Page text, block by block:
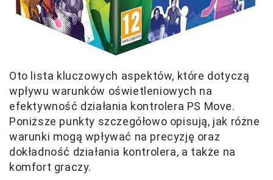
Oto lista kluczowych aspektów, które dotyczą
wpływu warunków oświetleniowych na
efektywność działania kontrolera PS Move.
Poniższe punkty szczegółowo opisują, jak różne
warunki mogą wpływać na precyzję oraz
dokładność działania kontrolera, a także na
komfort graczy.